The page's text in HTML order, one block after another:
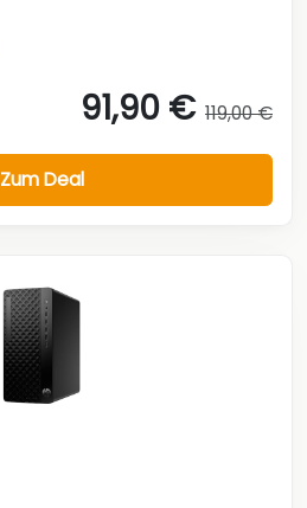
91,90 € 119,00 €
Zum Deal